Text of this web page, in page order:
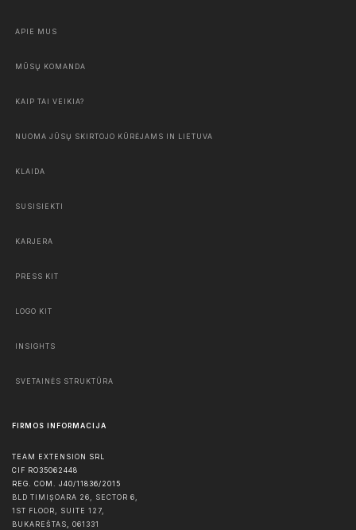
APIE MUS
MŪSŲ KOMANDA
KAIP TAI VEIKIA?
NUOMA JŪSŲ SKIRTOJO KŪRĖJAMS IN LIETUVA
KLAIDA
SUSISIEKTI
KARJERA
PRESS KIT
LOGO KIT
INSIGHTS
SVETAINĖS STRUKTŪRA
FIRMOS INFORMACIJA
TEAM EXTENSION SRL
CIF RO35062448
REG. COM. J40/11836/2015
BLD TIMIȘOARA 26, SECTOR 6,
1ST FLOOR, SUITE 127,
BUKAREŠTAS, 061331